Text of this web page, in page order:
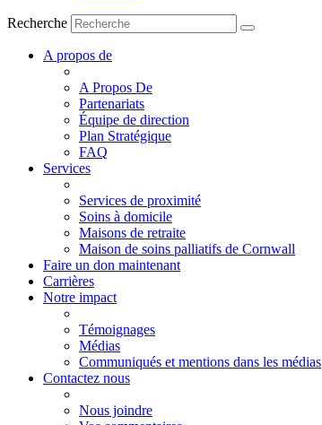
Recherche
A propos de
A Propos De
Partenariats
Équipe de direction
Plan Stratégique
FAQ
Services
Services de proximité
Soins à domicile
Maisons de retraite
Maison de soins palliatifs de Cornwall
Faire un don maintenant
Carrières
Notre impact
Témoignages
Médias
Communiqués et mentions dans les médias
Contactez nous
Nous joindre